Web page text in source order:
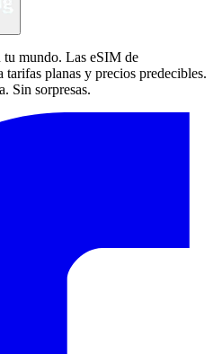
tu mundo. Las eSIM de
planas y precios predecibles.
Sin sorpresas.